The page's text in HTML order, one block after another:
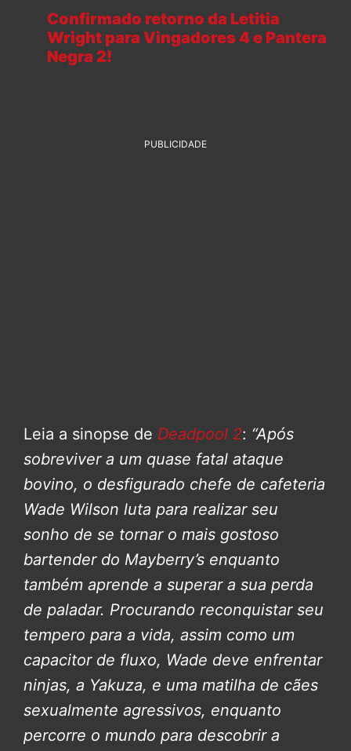
Confirmado retorno da Letitia
Wright para Vingadores 4 e Pantera
Negra 2!
PUBLICIDADE
Leia a sinopse de Deadpool 2: “Após
sobreviver a um quase fatal ataque
bovino, o desfigurado chefe de cafeteria
Wade Wilson luta para realizar seu
sonho de se tornar o mais gostoso
bartender do Mayberry’s enquanto
também aprende a superar a sua perda
de paladar. Procurando reconquistar seu
tempero para a vida, assim como um
capacitor de fluxo, Wade deve enfrentar
ninjas, a Yakuza, e uma matilha de cães
sexualmente agressivos, enquanto
percorre o mundo para descobrir a